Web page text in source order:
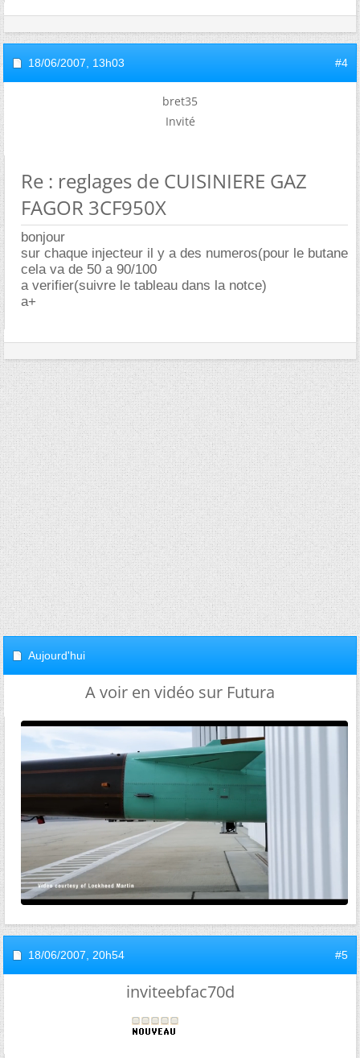
18/06/2007, 13h03 #4
bret35
Invité
Re : reglages de CUISINIERE GAZ
FAGOR 3CF950X
bonjour
sur chaque injecteur il y a des numeros(pour le butane
cela va de 50 a 90/100
a verifier(suivre le tableau dans la notce)
a+
Aujourd'hui
A voir en vidéo sur Futura
18/06/2007, 20h54 #5
inviteebfac70d